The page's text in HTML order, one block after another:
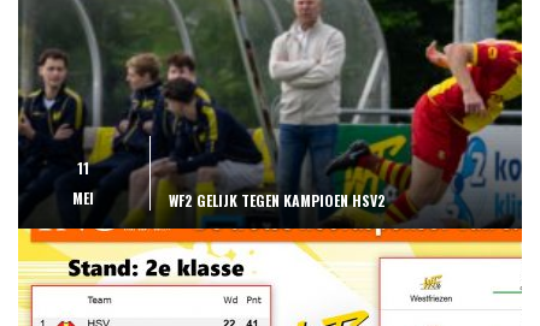
11
MEI
WF2 GELIJK TEGEN KAMPIOEN HSV2